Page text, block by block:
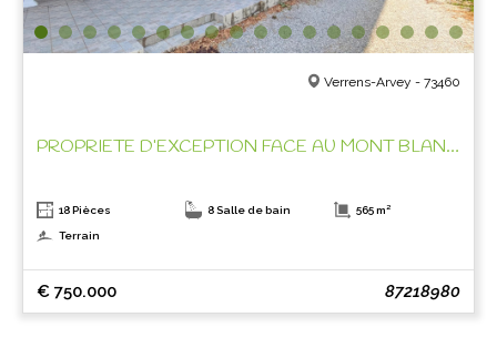
Verrens-Arvey - 73460
PROPRIETE D’EXCEPTION FACE AU MONT BLANC !
18 Pièces 8 Salle de bain 565 m²
Terrain
€ 750.000 87218980